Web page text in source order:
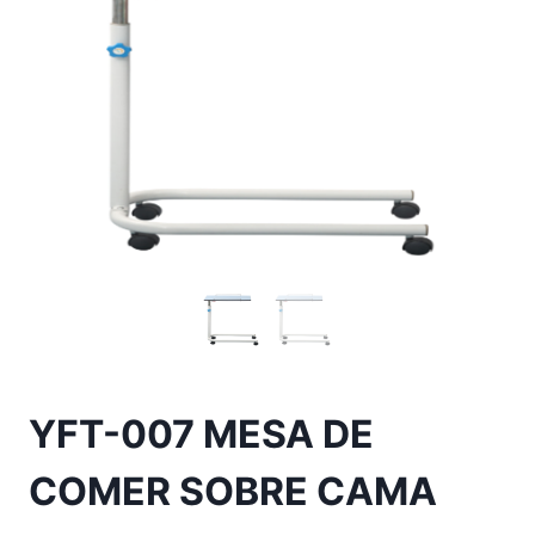
YFT-007 MESA DE
COMER SOBRE CAMA